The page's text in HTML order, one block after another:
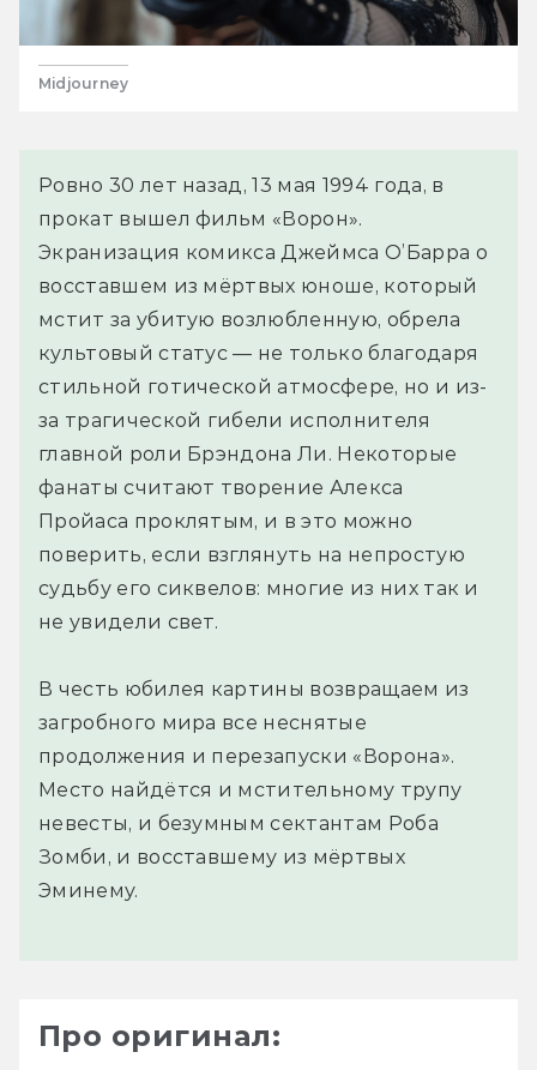
Midjourney
Ровно 30 лет назад, 13 мая 1994 года, в
прокат вышел фильм «Ворон».
Экранизация комикса Джеймса О’Барра о
восставшем из мёртвых юноше, который
мстит за убитую возлюбленную, обрела
культовый статус — не только благодаря
стильной готической атмосфере, но и из-
за трагической гибели исполнителя
главной роли Брэндона Ли. Некоторые
фанаты считают творение Алекса
Пройаса проклятым, и в это можно
поверить, если взглянуть на непростую
судьбу его сиквелов: многие из них так и
не увидели свет.
В честь юбилея картины возвращаем из
загробного мира все неснятые
продолжения и перезапуски «Ворона».
Место найдётся и мстительному трупу
невесты, и безумным сектантам Роба
Зомби, и восставшему из мёртвых
Эминему.
Про оригинал: